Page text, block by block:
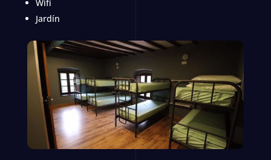
Wifi
Jardín